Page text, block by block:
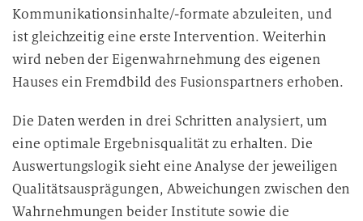
Kommunikationsinhalte/-formate abzuleiten, und
ist gleichzeitig eine erste Intervention. Weiterhin
wird neben der Eigenwahrnehmung des eigenen
Hauses ein Fremdbild des Fusionspartners erhoben.
Die Daten werden in drei Schritten analysiert, um
eine optimale Ergebnisqualität zu erhalten. Die
Auswertungslogik sieht eine Analyse der jeweiligen
Qualitätsausprägungen, Abweichungen zwischen den
Wahrnehmungen beider Institute sowie die